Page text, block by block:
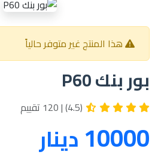
هذا المنتج غير متوفر حالياً
بور بنك P60
(4.5) | 120 تقييم
10000دينار